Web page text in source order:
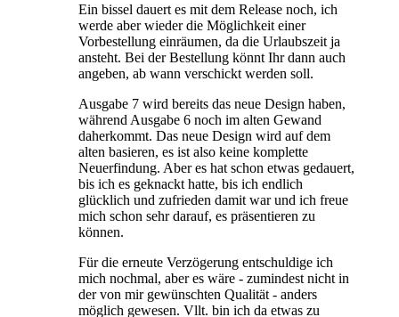
Ein bissel dauert es mit dem Release noch, ich
werde aber wieder die Möglichkeit einer
Vorbestellung einräumen, da die Urlaubszeit ja
ansteht. Bei der Bestellung könnt Ihr dann auch
angeben, ab wann verschickt werden soll.
Ausgabe 7 wird bereits das neue Design haben,
während Ausgabe 6 noch im alten Gewand
daherkommt. Das neue Design wird auf dem
alten basieren, es ist also keine komplette
Neuerfindung. Aber es hat schon etwas gedauert,
bis ich es geknackt hatte, bis ich endlich
glücklich und zufrieden damit war und ich freue
mich schon sehr darauf, es präsentieren zu
können.
Für die erneute Verzögerung entschuldige ich
mich nochmal, aber es wäre - zumindest nicht in
der von mir gewünschten Qualität - anders
möglich gewesen. Vllt. bin ich da etwas zu